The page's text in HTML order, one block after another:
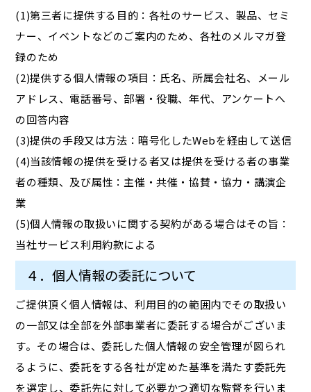
(1)第三者に提供する目的：各社のサービス、製品、セミ
ナー、イベントなどのご案内のため、各社のメルマガ登
録のため
(2)提供する個人情報の項目：氏名、所属会社名、メール
アドレス、電話番号、部署・役職、年代、アンケートへ
の回答内容
(3)提供の手段又は方法：暗号化したWebを経由して送信
(4)当該情報の提供を受ける者又は提供を受ける者の事業
者の種類、及び属性：主催・共催・協賛・協力・講演企
業
(5)個人情報の取扱いに関する契約がある場合はその旨：
当社サービス利用約款による
４．個人情報の委託について
ご提供頂く個人情報は、利用目的の範囲内でその取扱い
の一部又は全部を外部事業者に委託する場合がございま
す。その場合は、委託した個人情報の安全管理が図られ
るように、委託をする各社が定めた基準を満たす委託先
を選定し、委託先に対して必要かつ適切な監督を行いま